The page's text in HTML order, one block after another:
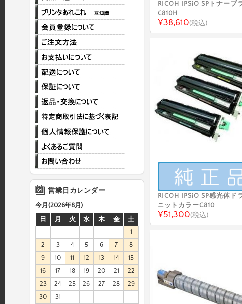
RICOH IPSiO SPトナーブ
C810H
¥38,610(税込)
RICOH IPSiO SP感光体ド
ニットカラーC810
¥51,300(税込)
営業日カレンダー
今月(2026年8月)
日
月 火 水 木 金
土
1
2
3 4 5 6 7
8
9
10 11 12 13 14
15
16
17 18 19 20 21
22
23
24 25 26 27 28
29
30
31